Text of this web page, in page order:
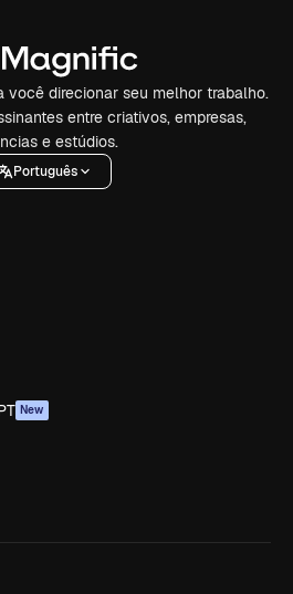
você direcionar seu melhor trabalho.
entre criativos, empresas,
e estúdios.
Português
New